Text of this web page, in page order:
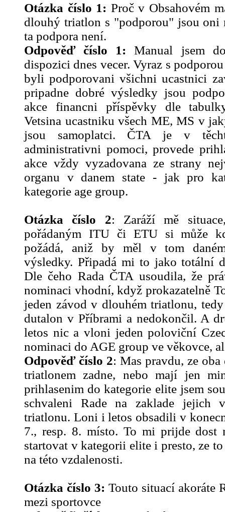
Otázka číslo 1: Proč v Obsahovém
dlouhý triatlon s "podporou" jsou oni
ta podpora není.
Odpověď číslo 1:Manual jsem
dispozici dnes vecer. Vyraz s
byli podporovani všichni ucastnici
pripadne dobré výsledky jsou
akce financni příspěvky dle
Vetsina ucastniku všech ME, MS v
jsou samoplatci. ČTA je v
administrativni pomoci, provede
akce vždy vyzadovana ze strany
organu v danem state - jak pro
kategorie age group.
Otázka číslo 2: Zaráží mě
pořádaným ITU či ETU si může
požádá, aniž by měl v tom
výsledky. Připadá mi to jako totální
Dle čeho Rada ČTA usoudila, že
nominaci vhodní, když prokazatelně
jeden závod v dlouhém triatlonu,
dutalon v Příbrami a nedokončil. A
letos nic a vloni jeden poloviční
nominaci do AGE group ve věkovce,
Odpověď číslo 2: Mas pravdu, ze
triatlonem zadne, nebo mají jen
prihlasenim do kategorie elite jsem
schvaleni Rade na zaklade
triatlonu. Loni i letos obsadili v
7., resp. 8. místo. To mi prijde
startovat v kategorii elite i presto, ze
na této vzdalenosti.
Otázka číslo 3: Touto situací akoráte
mezi sportovce